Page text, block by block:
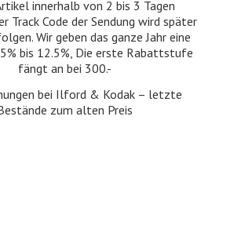
innerhalb von 2 bis 3 Tagen
Track Code der Sendung wird später
Wir geben das ganze Jahr eine
bis 12.5%, Die erste Rabattstufe
fängt an bei 300.-
bei Ilford & Kodak – letzte
zumalten Preis